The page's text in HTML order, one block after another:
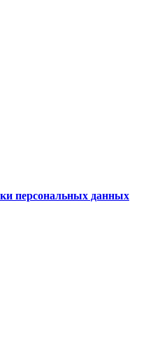
персональных данных